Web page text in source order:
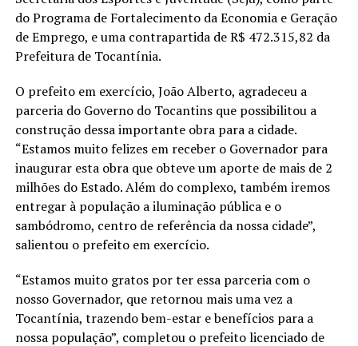
do Programa de Fortalecimento da Economia e Geração
de Emprego, e uma contrapartida de R$ 472.315,82 da
Prefeitura de Tocantínia.
O prefeito em exercício, João Alberto, agradeceu a
parceria do Governo do Tocantins que possibilitou a
construção dessa importante obra para a cidade.
“Estamos muito felizes em receber o Governador para
inaugurar esta obra que obteve um aporte de mais de 2
milhões do Estado. Além do complexo, também iremos
entregar à população a iluminação pública e o
sambódromo, centro de referência da nossa cidade”,
salientou o prefeito em exercício.
“Estamos muito gratos por ter essa parceria com o
nosso Governador, que retornou mais uma vez a
Tocantínia, trazendo bem-estar e benefícios para a
nossa população”, completou o prefeito licenciado de